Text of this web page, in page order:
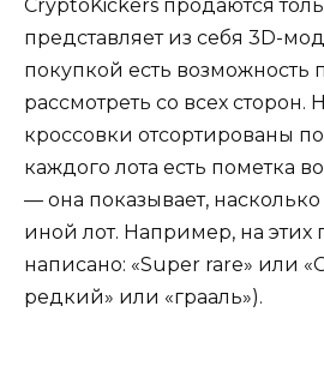
CryptoKickers продаются
представляет из себя 3D-
покупкой есть возможность
рассмотреть со всех сторон.
кроссовки отсортированы
каждого лота есть пометка
— она показывает,
иной лот. Например, на этих
написано: «Super rare» или
редкий» или «грааль»).